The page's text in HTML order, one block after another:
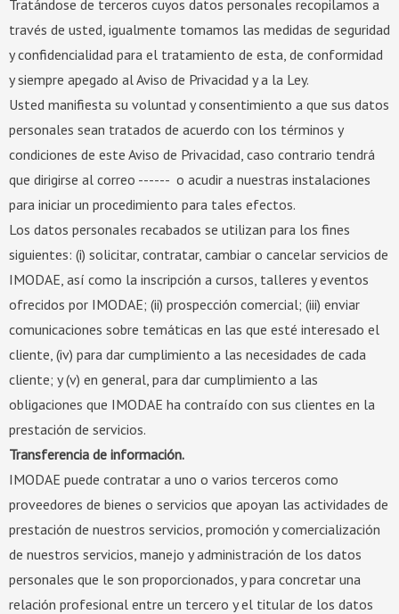
Tratándose de terceros cuyos datos personales recopilamos a
través de usted, igualmente tomamos las medidas de seguridad
y confidencialidad para el tratamiento de esta, de conformidad
y siempre apegado al Aviso de Privacidad y a la Ley.
Usted manifiesta su voluntad y consentimiento a que sus datos
personales sean tratados de acuerdo con los términos y
condiciones de este Aviso de Privacidad, caso contrario tendrá
que dirigirse al correo ------ o acudir a nuestras instalaciones
para iniciar un procedimiento para tales efectos.
Los datos personales recabados se utilizan para los fines
siguientes: (i) solicitar, contratar, cambiar o cancelar servicios de
IMODAE, así como la inscripción a cursos, talleres y eventos
ofrecidos por IMODAE; (ii) prospección comercial; (iii) enviar
comunicaciones sobre temáticas en las que esté interesado el
cliente, (iv) para dar cumplimiento a las necesidades de cada
cliente; y (v) en general, para dar cumplimiento a las
obligaciones que IMODAE ha contraído con sus clientes en la
prestación de servicios.
Transferencia de información.
IMODAE puede contratar a uno o varios terceros como
proveedores de bienes o servicios que apoyan las actividades de
prestación de nuestros servicios, promoción y comercialización
de nuestros servicios, manejo y administración de los datos
personales que le son proporcionados, y para concretar una
relación profesional entre un tercero y el titular de los datos